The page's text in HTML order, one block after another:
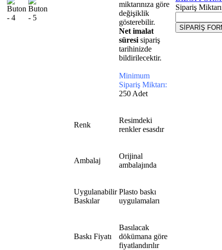
miktarınıza göre
değişiklik
gösterebilir.
Net imalat
süresi sipariş
tarihinizde
bildirilecektir.
Minimum
Sipariş Miktarı:
250 Adet
Renk
Resimdeki
renkler esasdır
Ambalaj
Orijinal
ambalajında
Uygulanabilir
Baskılar
Plasto baskı
uygulamaları
Baskı Fiyatı
Basılacak
dökümana göre
fiyatlandırılır
Sipariş